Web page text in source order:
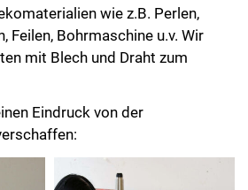
wie z.B. Perlen,
Feilen, Bohrmaschine u.v. Wir
mit Blech und Draht zum
Eindruck von der